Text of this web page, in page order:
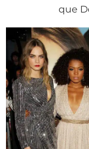
que